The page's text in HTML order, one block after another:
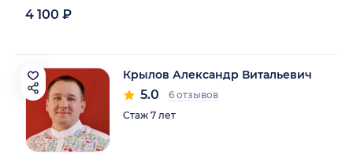
4 100 ₽
Крылов Александр Витальевич
5.0
6 отзывов
Стаж 7 лет